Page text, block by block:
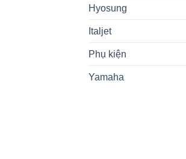
Hyosung
Italjet
Phụ kiện
Yamaha